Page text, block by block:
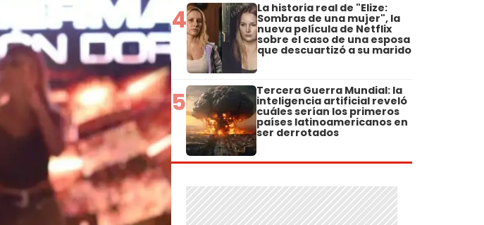
4 La historia real de "Elize:
Sombras de una mujer", la
nueva película de Netflix
sobre el caso de una esposa
que descuartizó a su marido
5 Tercera Guerra Mundial: la
inteligencia artificial reveló
cuáles serían los primeros
países latinoamericanos en
ser derrotados